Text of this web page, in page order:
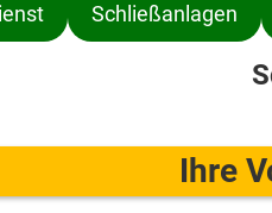
Schließanlagen
Ihre